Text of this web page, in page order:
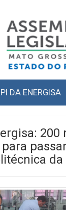
DA ENERGISA
200
da